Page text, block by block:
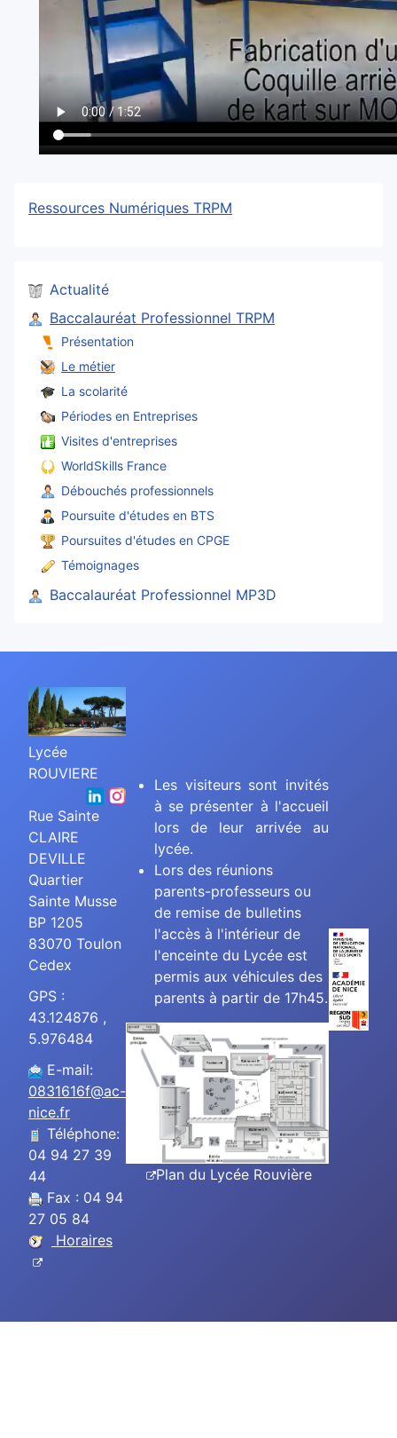
Ressources Numériques TRPM
Actualité
Baccalauréat Professionnel TRPM
Présentation
Le métier
La scolarité
Périodes en Entreprises
Visites d'entreprises
WorldSkills France
Débouchés professionnels
Poursuite d'études en BTS
Poursuites d'études en CPGE
Témoignages
Baccalauréat Professionnel MP3D
Lycée
ROUVIERE
Rue Sainte
CLAIRE
DEVILLE
Quartier
Sainte Musse
BP 1205
83070 Toulon
Cedex
GPS :
43.124876 ,
5.976484
E-mail:
0831616f@ac-
nice.fr
Téléphone:
04 94 27 39
44
Fax : 04 94
27 05 84
Horaires
Les visiteurs sont invités
à se présenter à l'accueil
lors de leur arrivée au
lycée.
Lors des réunions
parents-professeurs ou
de remise de bulletins
l'accès à l'intérieur de
l'enceinte du Lycée est
permis aux véhicules des
parents à partir de 17h45.
Plan du Lycée Rouvière